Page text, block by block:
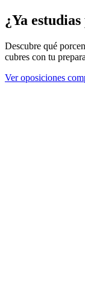
¿Ya
Descubre qué
cubres con tu
Ver oposiciones